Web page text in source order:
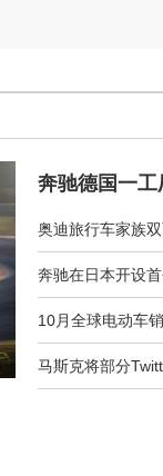
奥迪旅行车家族
奔驰在日本开设
10月全球电动车
马斯克将部分